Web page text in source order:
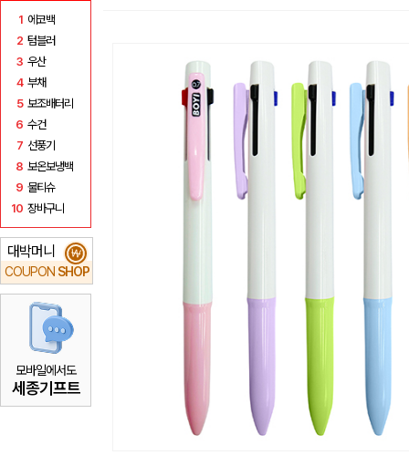
1 에코백
2 텀블러
3 우산
4 부채
5 보조배터리
6 수건
7 선풍기
8 보온보냉백
9 물티슈
10 장바구니
대박머니
COUPON SHOP
₩
모바일에서도
세종기프트